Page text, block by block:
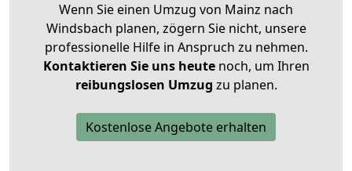
Wenn Sie einen Umzug von Mainz nach
Windsbach planen, zögern Sie nicht, unsere
professionelle Hilfe in Anspruch zu nehmen.
Kontaktieren Sie uns heutenoch, um Ihren
reibungslosen Umzug zu planen.
Kostenlose Angebote erhalten